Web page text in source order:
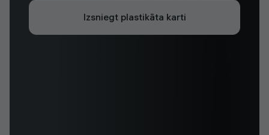
Izsniegt plastikāta karti